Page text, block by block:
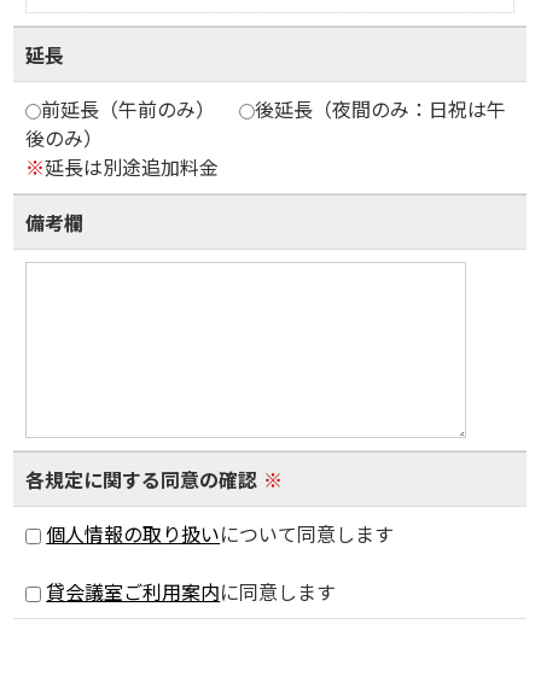
延長
前延長（午前のみ）
後延長（夜間のみ：日祝は午
後のみ）
※延長は別途追加料金
備考欄
各規定に関する同意の確認 ※
個人情報の取り扱いについて同意します
貸会議室ご利用案内に同意します